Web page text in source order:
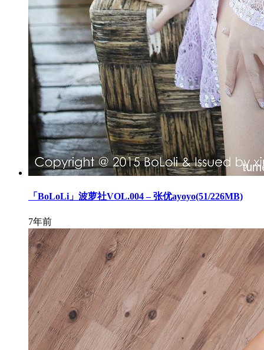
「BoLoLi」波萝社VOL.004 – 张优ayoyo(51/226MB)
7年前